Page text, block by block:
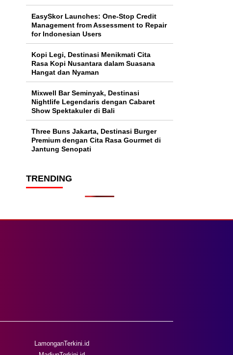
EasySkor Launches: One-Stop Credit
Management from Assessment to Repair
for Indonesian Users
Kopi Legi, Destinasi Menikmati Cita
Rasa Kopi Nusantara dalam Suasana
Hangat dan Nyaman
Mixwell Bar Seminyak, Destinasi
Nightlife Legendaris dengan Cabaret
Show Spektakuler di Bali
Three Buns Jakarta, Destinasi Burger
Premium dengan Cita Rasa Gourmet di
Jantung Senopati
TRENDING
LamonganTerkini.id